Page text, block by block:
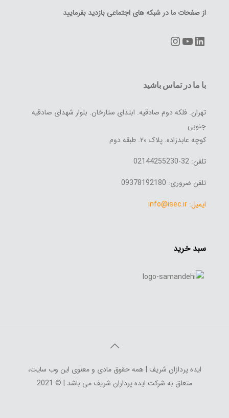
از صفحات ما در شبکه های اجتماعی بازدید بفرمایید
LinkedIn
YouTube
Instagram
با ما در تماس باشید
تهران. فلکه دوم صادقیه. ابتدای ستارخان. بلوار شهدای صادقیه
جنوبی
کوچه عابدزاده. پلاک ۲۰. طبقه دوم
تلفن: 32-02144255230
تلفن ضروری: 09378192180
ایمیل: info@isec.ir
سبد خرید
ایده پردازان شریف | همه حقوق مادی و معنوی این وب سایت،
متعلق به شرکت ایده پردازان شریف می باشد | © 2021